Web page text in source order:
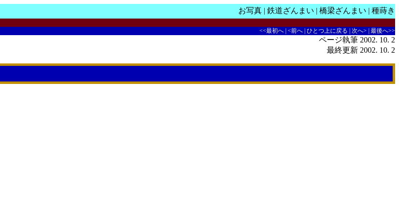
お写真 | 鉄道ざんまい | 橋梁ざんまい | 種蒔き
<<最初へ <前へ ひとつ上に戻る 次へ> 最後へ>>
ページ執筆 2002. 10. 2
最終更新 2002. 10. 2